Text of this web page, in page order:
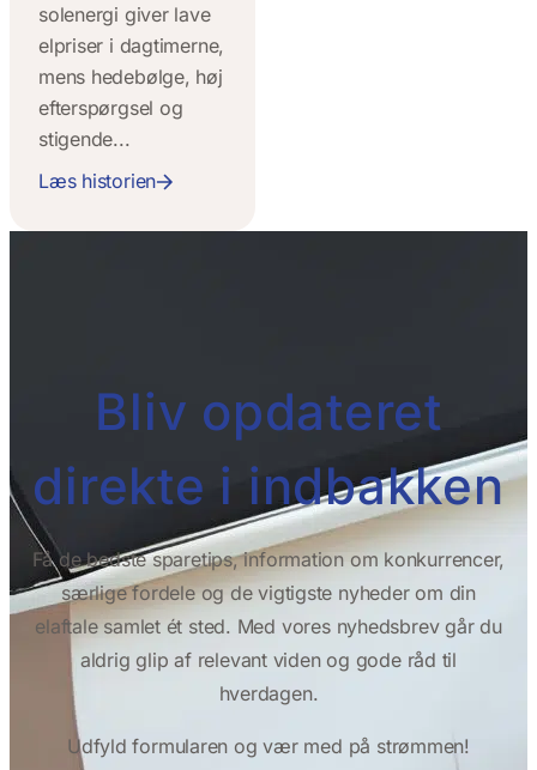
solenergi giver lave
elpriser i dagtimerne,
mens hedebølge, høj
efterspørgsel og
stigende...
Læs historien
Bliv opdateret
direkte i indbakken
Få de bedste sparetips, information om konkurrencer,
særlige fordele og de vigtigste nyheder om din
elaftale samlet ét sted. Med vores nyhedsbrev går du
aldrig glip af relevant viden og gode råd til
hverdagen.
Udfyld formularen og vær med på strømmen!